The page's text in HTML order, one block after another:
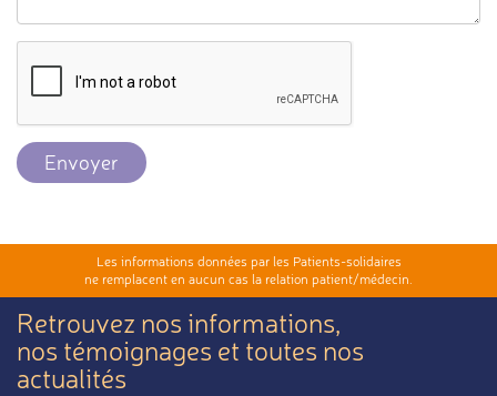
Envoyer
Les informations données par les Patients-solidaires
ne remplacent en aucun cas la relation patient/médecin.
Retrouvez nos informations,
nos témoignages et toutes nos
actualités